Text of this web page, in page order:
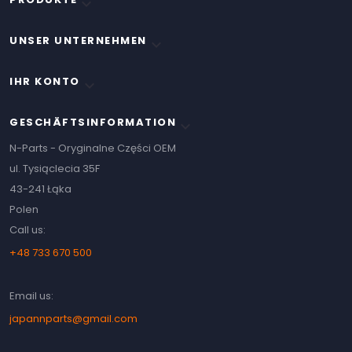
UNSER UNTERNEHMEN
IHR KONTO
GESCHÄFTSINFORMATION
N-Parts - Oryginalne Części OEM
ul. Tysiąclecia 35F
43-241 Łąka
Polen
Call us:
+48 733 670 500
Email us:
japannparts@gmail.com